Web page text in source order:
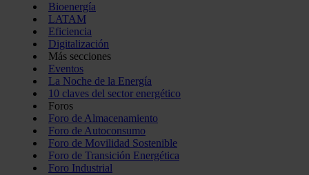
Bioenergía
LATAM
Eficiencia
Digitalización
Más secciones
Eventos
La Noche de la Energía
10 claves del sector energético
Foros
Foro de Almacenamiento
Foro de Autoconsumo
Foro de Movilidad Sostenible
Foro de Transición Energética
Foro Industrial